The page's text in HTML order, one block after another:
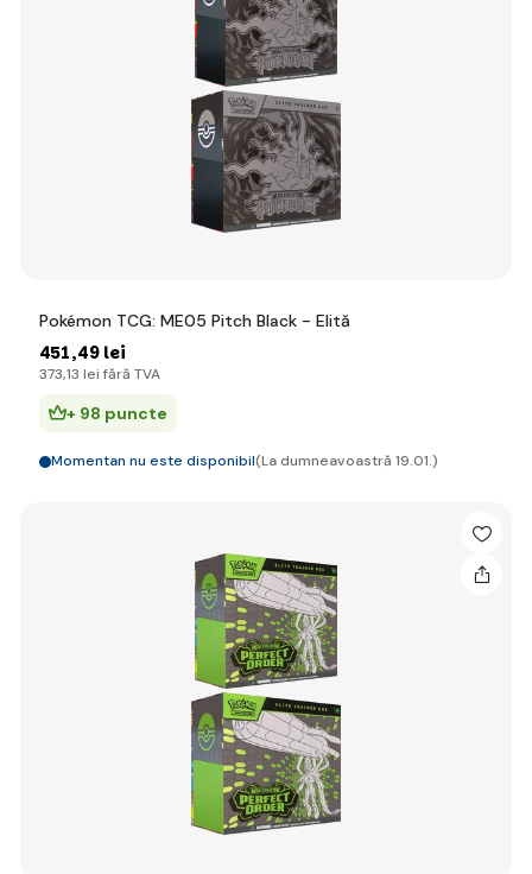
Pokémon TCG: ME05 Pitch Black - Elită
451,49 lei
373,13 lei fără TVA
+ 98 puncte
Momentan nu este disponibil(La dumneavoastră 19.01.)